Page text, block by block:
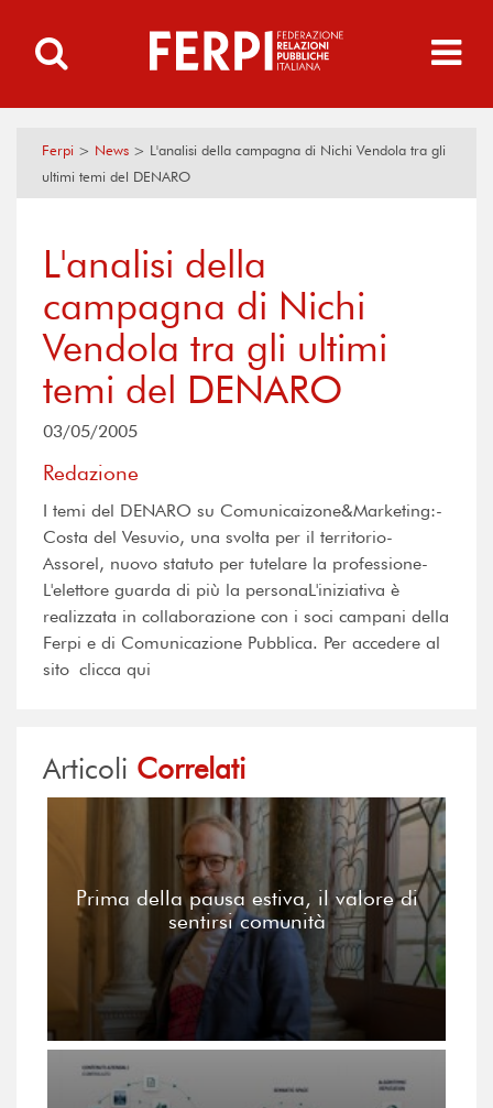
Ferpi > News > L'analisi della campagna di Nichi Vendola tra gli
ultimi temi del DENARO
L'analisi della
campagna di Nichi
Vendola tra gli ultimi
temi del DENARO
03/05/2005
Redazione
I temi del DENARO su Comunicaizone&Marketing:-
Costa del Vesuvio, una svolta per il territorio-
Assorel, nuovo statuto per tutelare la professione-
L'elettore guarda di più la personaL'iniziativa è
realizzata in collaborazione con i soci campani della
Ferpi e di Comunicazione Pubblica. Per accedere al
sito clicca qui
Articoli Correlati
Prima della pausa estiva, il valore di
sentirsi comunità